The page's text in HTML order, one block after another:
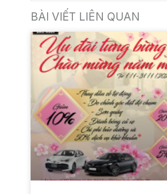
BÀI VIẾT LIÊN QUAN